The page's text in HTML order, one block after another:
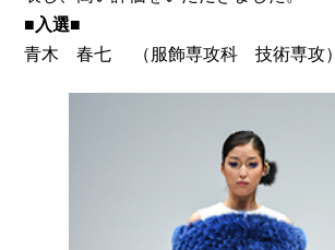
■入選■
青木 春七
（服飾専攻科 技術専攻）